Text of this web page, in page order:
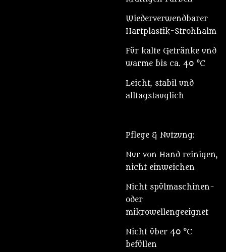
Wiederverwendbarer
Hartplastik-Strohhalm
Für kalte Getränke und
warme bis ca. 40 °C
Leicht, stabil und
alltagstauglich
Pflege & Nutzung:
Nur von Hand reinigen,
nicht einweichen
Nicht spülmaschinen-
oder
mikrowellengeeignet
Nicht über 40 °C
befüllen